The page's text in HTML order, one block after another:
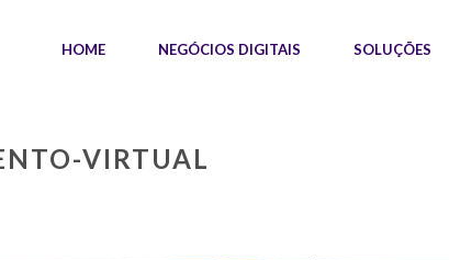
HOME NEGÓCIOS DIGITAIS SOLUÇÕES
VIRTUAL